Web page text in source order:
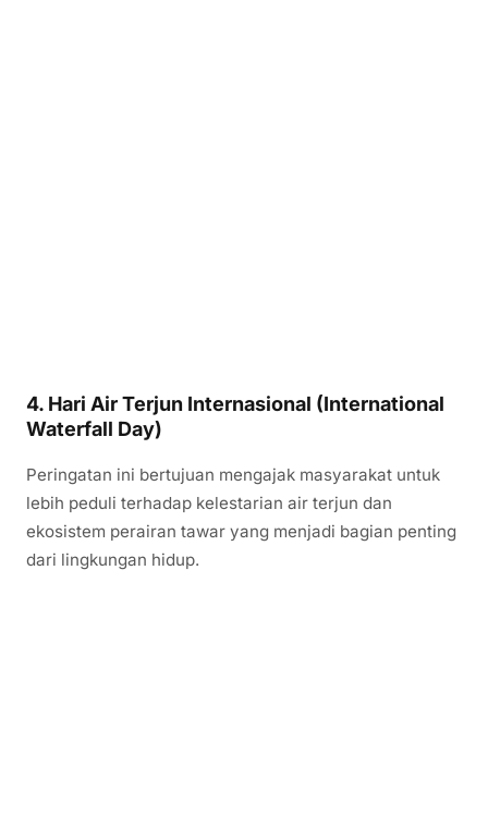
4. Hari Air Terjun Internasional (International
Waterfall Day)
Peringatan ini bertujuan mengajak masyarakat untuk
lebih peduli terhadap kelestarian air terjun dan
ekosistem perairan tawar yang menjadi bagian penting
dari lingkungan hidup.